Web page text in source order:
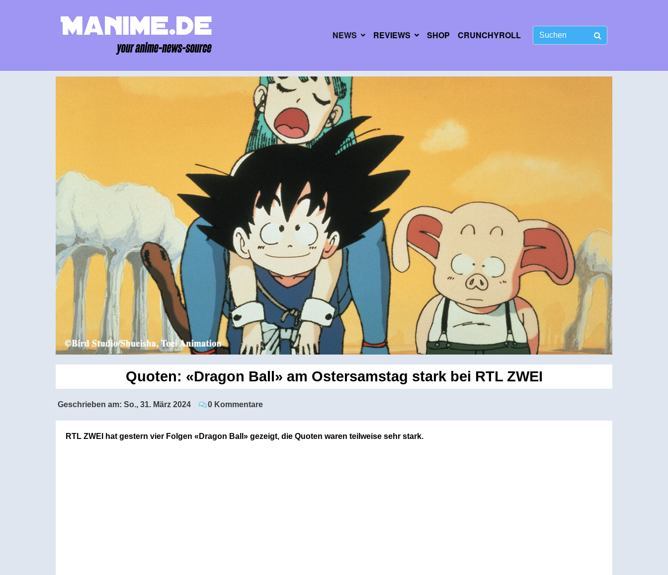
NEWS REVIEWS SHOP CRUNCHYROLL
Quoten: «Dragon Ball» am Ostersamstag stark bei RTL ZWEI
Geschrieben am: So., 31. März 2024 0 Kommentare
RTL ZWEI hat gestern vier Folgen «Dragon Ball» gezeigt, die Quoten waren teilweise sehr stark.